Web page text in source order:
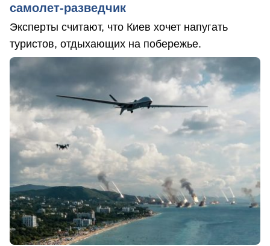
самолет-разведчик
Эксперты считают, что Киев хочет напугать
туристов, отдыхающих на побережье.